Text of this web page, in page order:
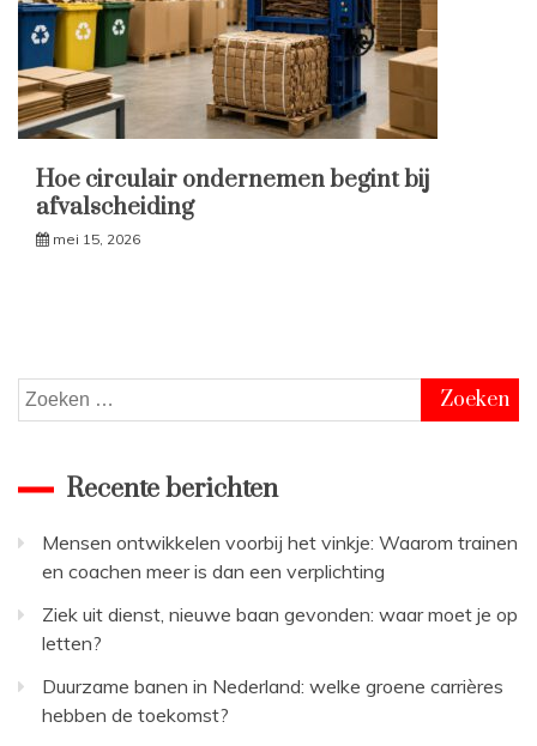
Hoe circulair ondernemen begint bij
afvalscheiding
mei 15, 2026
Zoeken
naar:
Recente berichten
Mensen ontwikkelen voorbij het vinkje: Waarom trainen
en coachen meer is dan een verplichting
Ziek uit dienst, nieuwe baan gevonden: waar moet je op
letten?
Duurzame banen in Nederland: welke groene carrières
hebben de toekomst?